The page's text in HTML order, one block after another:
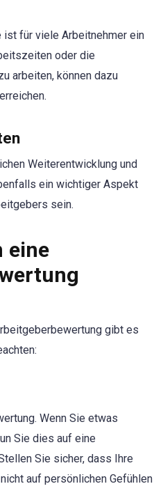
ist für viele Arbeitnehmer ein
oder die
arbeiten, können dazu
Weiterentwicklung und
ein wichtiger Aspekt
sein.
eine
gibt es
Wenn Sie etwas
Sie dies auf eine
Sie sicher, dass Ihre
auf persönlichen Gefühlen